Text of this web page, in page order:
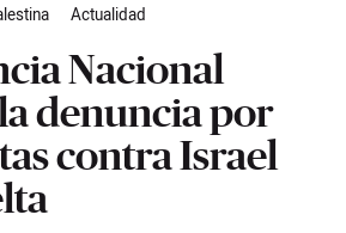
Actualidad
Nacional
denuncia por
contra Israel